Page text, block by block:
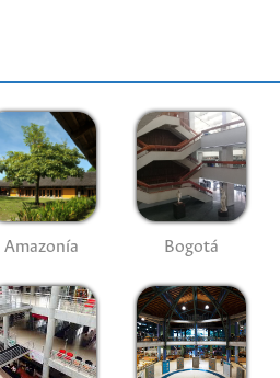
Amazonía Bogotá